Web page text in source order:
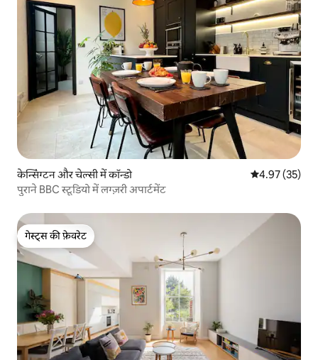
केन्सिंग्टन और चेल्सी में कॉन्डो औसत रेटिंग 5 में
4.97 (35)
पुराने BBC स्टूडियो में लग्ज़री अपार्टमेंट
गेस्ट्स की फ़ेवरेट
गेस्ट्स की फ़ेवरेट